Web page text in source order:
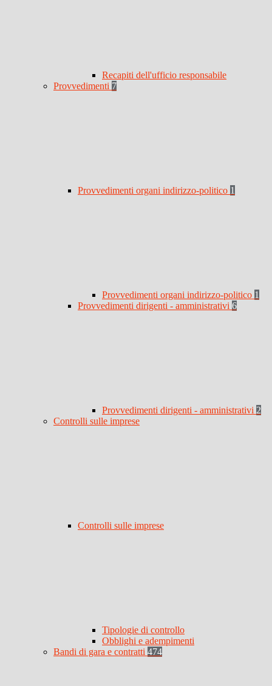
Recapiti dell'ufficio responsabile
Provvedimenti 7
Provvedimenti organi indirizzo-politico 1
Provvedimenti organi indirizzo-politico 1
Provvedimenti dirigenti - amministrativi 6
Provvedimenti dirigenti - amministrativi 2
Controlli sulle imprese
Controlli sulle imprese
Tipologie di controllo
Obblighi e adempimenti
Bandi di gara e contratti 474